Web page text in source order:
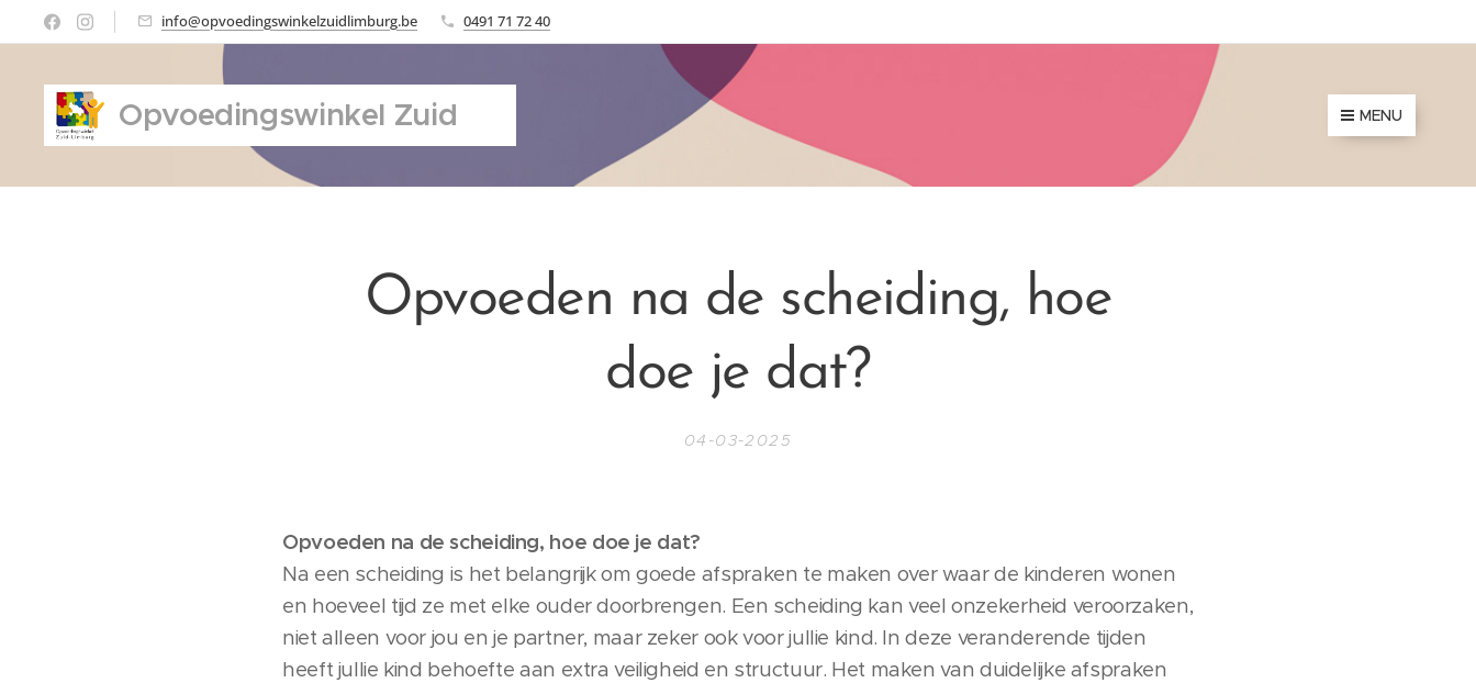
info@opvoedingswinkelzuidlimburg.be 0491 71 72 40
Opvoedingswinkel Zuid
MENU
Opvoeden na de scheiding, hoe
doe je dat?
04-03-2025
Opvoeden na de scheiding, hoe doe je dat?
Na een scheiding is het belangrijk om goede afspraken te maken over waar de kinderen wonen
en hoeveel tijd ze met elke ouder doorbrengen. Een scheiding kan veel onzekerheid veroorzaken,
niet alleen voor jou en je partner, maar zeker ook voor jullie kind. In deze veranderende tijden
heeft jullie kind behoefte aan extra veiligheid en structuur. Het maken van duidelijke afspraken